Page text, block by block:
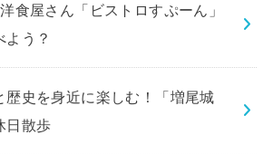
食屋さん「ビストロすぷーん」
よう？
歴史を身近に楽しむ！「増尾城
日散歩